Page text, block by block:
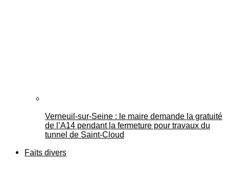
Verneuil-sur-Seine : le maire demande la gratuité
de l’A14 pendant la fermeture pour travaux du
tunnel de Saint-Cloud
Faits divers